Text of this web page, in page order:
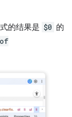
的结果是 $0 的